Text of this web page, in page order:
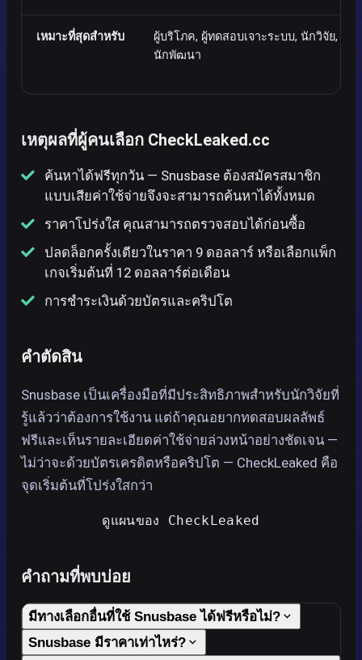
เหมาะที่สุดสำหรับ
ผู้บริโภค, ผู้ทดสอบเจาะระบบ, นักวิจัย,
นักพัฒนา
เหตุผลที่ผู้คนเลือก CheckLeaked.cc
ค้นหาได้ฟรีทุกวัน — Snusbase ต้องสมัครสมาชิก
แบบเสียค่าใช้จ่ายจึงจะสามารถค้นหาได้ทั้งหมด
ราคาโปร่งใส คุณสามารถตรวจสอบได้ก่อนซื้อ
ปลดล็อกครั้งเดียวในราคา 9 ดอลลาร์ หรือเลือกแพ็ก
เกจเริ่มต้นที่ 12 ดอลลาร์ต่อเดือน
การชำระเงินด้วยบัตรและคริปโต
คำตัดสิน
Snusbase เป็นเครื่องมือที่มีประสิทธิภาพสำหรับนักวิจัยที่
รู้แล้วว่าต้องการใช้งาน แต่ถ้าคุณอยากทดสอบผลลัพธ์
ฟรีและเห็นรายละเอียดค่าใช้จ่ายล่วงหน้าอย่างชัดเจน —
ไม่ว่าจะด้วยบัตรเครดิตหรือคริปโต — CheckLeaked คือ
จุดเริ่มต้นที่โปร่งใสกว่า
ดูแผนของ CheckLeaked
คำถามที่พบบ่อย
มีทางเลือกอื่นที่ใช้ Snusbase ได้ฟรีหรือไม่?
Snusbase มีราคาเท่าไหร่?